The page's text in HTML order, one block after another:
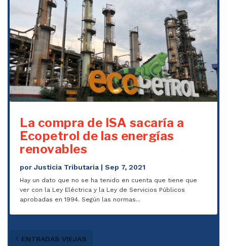
La compra de ISA sacaría a
Ecopetrol de las energías
renovables
porJusticia Tributaria |Sep 7, 2021
Hay un dato que no se ha tenido en cuenta que tiene que
ver con la Ley Eléctrica y la Ley de Servicios Públicos
aprobadas en 1994. Según las normas...
ENTRADAS VIEJAS